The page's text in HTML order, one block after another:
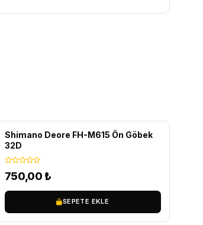
Shimano Deore FH-M615 Ön Göbek
32D
750,00 ₺
SEPETE EKLE